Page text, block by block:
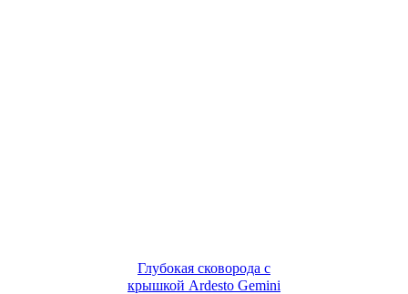
Глубокая сковорода с
крышкой Ardesto Gemini